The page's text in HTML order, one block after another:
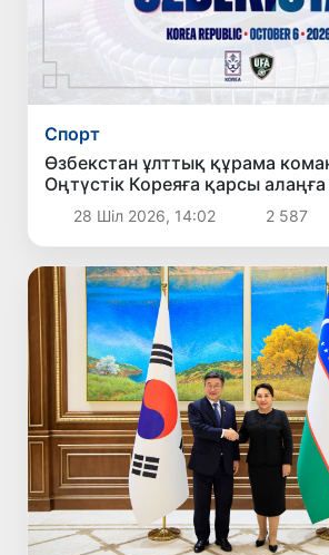
Спорт
Өзбекстан ұлттық құрама
Оңтүстік Кореяға қарсы
28 Шіл 2026, 14:02 2 587